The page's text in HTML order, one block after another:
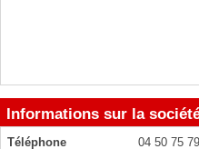
Informations sur la
Téléphone 04 50 75